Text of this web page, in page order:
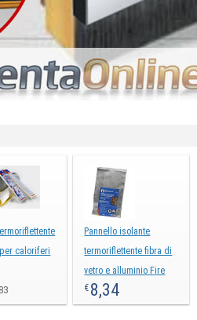
caloriferi
Pannello isolante
termoriflettente fibra di
vetro e alluminio Fire
Flex
€ 8,34